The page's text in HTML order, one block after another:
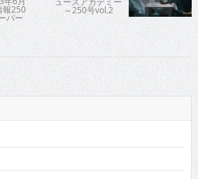
報250
パー
～250号vol.2